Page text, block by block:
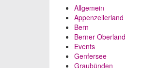
Allgemein
Appenzellerland
Bern
Berner Oberland
Events
Genfersee
Graubünden